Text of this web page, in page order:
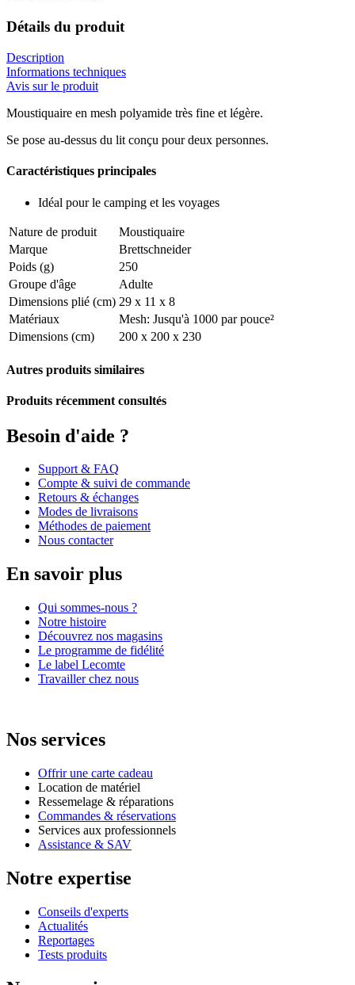
Détails du produit
Description
Informations techniques
Avis sur le produit
Moustiquaire en mesh polyamide très fine et légère.
Se pose au-dessus du lit conçu pour deux personnes.
Caractéristiques principales
Idéal pour le camping et les voyages
Nature de produit
Moustiquaire
Marque
Brettschneider
Poids (g)
250
Groupe d'âge
Adulte
Dimensions plié (cm) 29 x 11 x 8
Matériaux
Mesh: Jusqu'à 1000 par pouce²
Dimensions (cm)
200 x 200 x 230
Autres produits similaires
Produits récemment consultés
Besoin d'aide ?
Support & FAQ
Compte & suivi de commande
Retours & échanges
Modes de livraisons
Méthodes de paiement
Nous contacter
En savoir plus
Qui sommes-nous ?
Notre histoire
Découvrez nos magasins
Le programme de fidélité
Le label Lecomte
Travailler chez nous
Nos services
Offrir une carte cadeau
Location de matériel
Ressemelage & réparations
Commandes & réservations
Services aux professionnels
Assistance & SAV
Notre expertise
Conseils d'experts
Actualités
Reportages
Tests produits